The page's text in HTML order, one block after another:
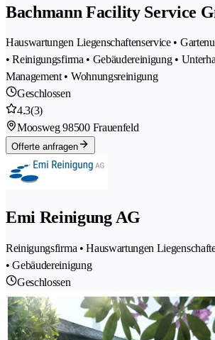
Bachmann Facility Service
Hauswartungen Liegenschaftenservice •
• Reinigungsfirma • Gebäudereinigung •
Management • Wohnungsreinigung
Geschlossen
4.3(3)
Moosweg 98500 Frauenfeld
Offerte anfragen
Emi Reinigung AG
Reinigungsfirma • Hauswartungen
• Gebäudereinigung
Geschlossen